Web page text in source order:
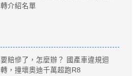
轉介紹名單
要賠慘了，怎麼辦？ 國產車違規迴
轉，撞壞奧迪千萬超跑R8